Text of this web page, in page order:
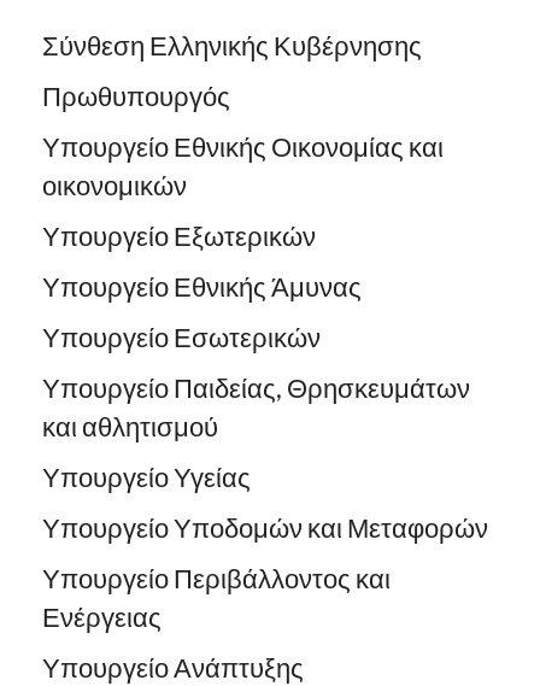
Σύνθεση Ελληνικής Κυβέρνησης
Πρωθυπουργός
Υπουργείο Εθνικής Οικονομίας και
οικονομικών
Υπουργείο Εξωτερικών
Υπουργείο Εθνικής Άμυνας
Υπουργείο Εσωτερικών
Υπουργείο Παιδείας, Θρησκευμάτων
και αθλητισμού
Υπουργείο Υγείας
Υπουργείο Υποδομών και Μεταφορών
Υπουργείο Περιβάλλοντος και
Ενέργειας
Υπουργείο Ανάπτυξης